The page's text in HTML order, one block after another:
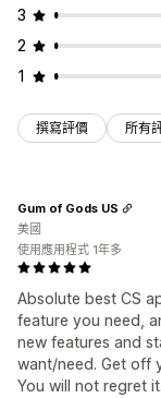
3
2
1
撰寫評價 所有
Absolute best CS
feature you need,
new features and
want/need. Get off
You will not regret
Gum of Gods US
美國
使用應用程式 1年多